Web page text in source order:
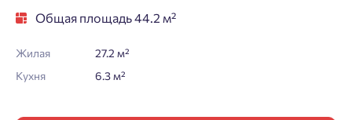
Общая площадь 44.2 м²
Жилая
27.2 м²
Кухня
6.3 м²